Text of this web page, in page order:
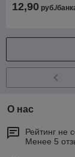
12,90 руб./
О нас
Рейтинг не
Менее 5